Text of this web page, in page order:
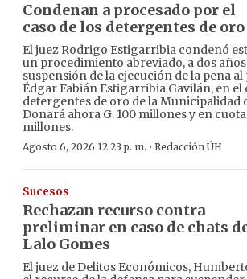
Condenan a procesado por el
caso de los detergentes de oro
El juez Rodrigo Estigarribia condenó
un procedimiento abreviado, a dos
suspensión de la ejecución de la pena
Édgar Fabián Estigarribia Gavilán, en el
detergentes de oro de la Municipalidad
Donará ahora G. 100 millones y en
millones.
Agosto 6, 2026 12:23 p. m. · Redacción ÚH
Sucesos
Rechazan recurso contra
preliminar en caso de chats
Lalo Gomes
El juez de Delitos Económicos,